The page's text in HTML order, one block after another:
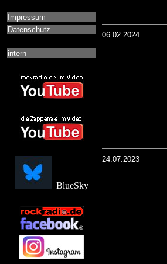
Impressum
Datenschutz
intern
BlueSky
06.02.2024
24.07.2023